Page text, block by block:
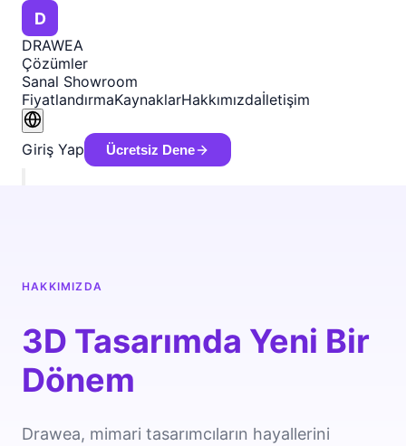
D
DRAWEA
Çözümler
Sanal Showroom
FiyatlandırmaKaynaklarHakkımızdaİletişim
Giriş Yap Ücretsiz Dene
HAKKIMIZDA
3D Tasarımda Yeni Bir
Dönem
Drawea, mimari tasarımcıların hayallerini